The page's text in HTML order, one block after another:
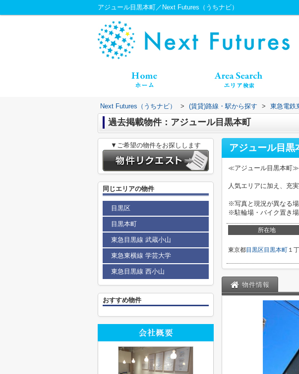
アジュール目黒本町／Next Futures（うちナビ）
Next Futures（うちナビ） > (賃貸)路線・駅から探す > 東急電鉄
過去掲載物件：アジュール目黒本町
アジュール目黒
≪アジュール目黒本町≫
人気エリアに加え、充
※写真と現況が異なる
※駐輪場・バイク置き
所在地
東京都目黒区 目黒本町 １
物件情報
▼ご希望の物件をお探しします
同じエリアの物件
目黒区
目黒本町
東急目黒線 武蔵小山
東急東横線 学芸大学
東急目黒線 西小山
おすすめ物件